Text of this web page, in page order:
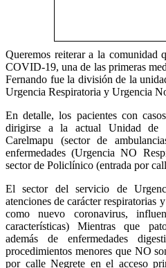
Queremos reiterar a la comunidad
COVID-19, una de las primeras
Fernando fue la división de la
Urgencia Respiratoria y Urgencia
En detalle, los pacientes con
dirigirse a la actual Unidad de
Carelmapu (sector de
enfermedades (Urgencia NO
sector de Policlínico (entrada por
El sector del servicio de
atenciones de carácter respiratorias
como nuevo coronavirus,
características) Mientras que
además de enfermedades
procedimientos menores que NO
por calle Negrete en el acceso